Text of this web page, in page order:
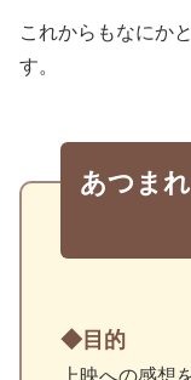
これからもなにか
す。
あつま
目的
上映への感想